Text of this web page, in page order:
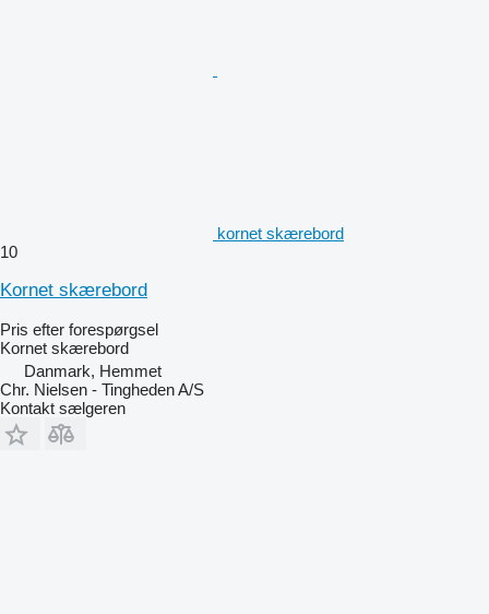
kornet skærebord
10
Kornet skærebord
Pris efter forespørgsel
Kornet skærebord
Danmark, Hemmet
Chr. Nielsen - Tingheden A/S
Kontakt sælgeren